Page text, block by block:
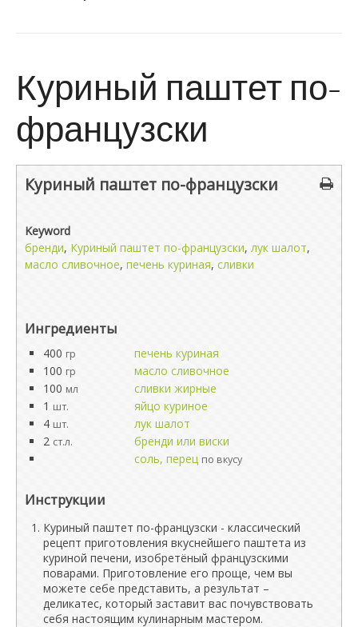
Куриный паштет по-
французски
Куриный паштет по-французски
Keyword
бренди, Куриный паштет по-французски, лук шалот,
масло сливочное, печень куриная, сливки
Ингредиенты
400 гр
печень куриная
100 гр
масло сливочное
100 мл
сливки жирные
1 шт.
яйцо куриное
4 шт.
лук шалот
2 ст.л.
бренди или виски
соль, перец по вкусу
Инструкции
Куриный паштет по-французски - классический
рецепт приготовления вкуснейшего паштета из
куриной печени, изобретёный французскими
поварами. Приготовление его проще, чем вы
можете себе представить, а результат –
деликатес, который заставит вас почувствовать
себя настоящим кулинарным мастером.